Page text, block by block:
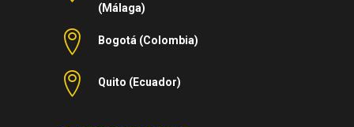
(Málaga)
Bogotá (Colombia)
Quito (Ecuador)